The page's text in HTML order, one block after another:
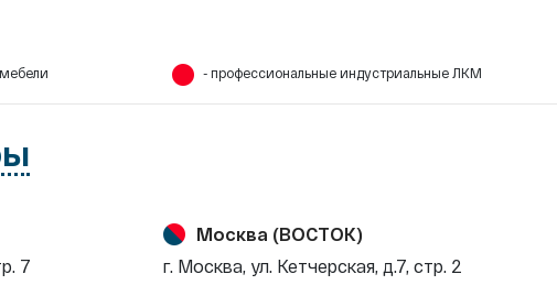
- профессиональные индустриальные ЛКМ
7
Москва (ВОСТОК)
г. Москва, ул. Кетчерская, д.7, стр. 2